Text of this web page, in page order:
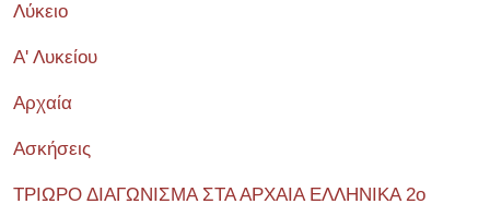
Λύκειο
Α' Λυκείου
Αρχαία
Ασκήσεις
ΤΡΙΩΡΟ ΔΙΑΓΩΝΙΣΜΑ ΣΤΑ ΑΡΧΑΙΑ ΕΛΛΗΝΙΚΑ 2o